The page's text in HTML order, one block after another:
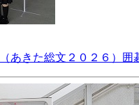
あきた総文２０２６）囲